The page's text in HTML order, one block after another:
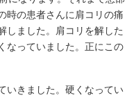
時の患者さんに肩コリの痛
しました。肩コリを解した
なっていました。正にこの
いきました。硬くなってい